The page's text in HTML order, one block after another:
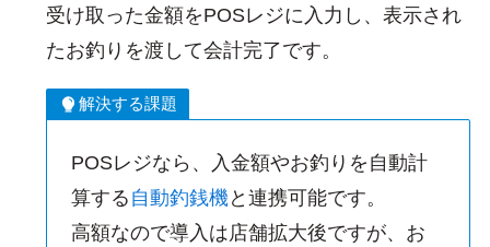
受け取った金額をPOSレジに入力し、表示され
たお釣りを渡して会計完了です。
解決する課題
POSレジなら、入金額やお釣りを自動計
算する 自動釣銭機 と連携可能です。
高額なので導入は店舗拡大後ですが、お